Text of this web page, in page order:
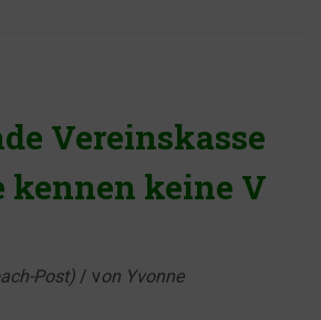
Vereinskasse
kennen keine V
Post) / von Yvonne